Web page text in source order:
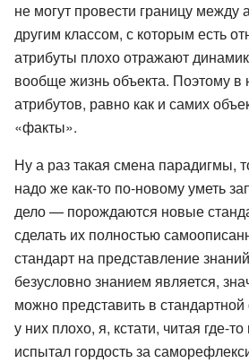
не могут провести границу между
другим классом, с которым есть
атрибуты плохо отражают
вообще жизнь объекта. Поэтому в
атрибутов, равно как и самих
«факты».
Ну а раз такая смена парадигмы,
надо же как-то по-новому уметь
дело — порождаются новые
сделать их полностью
стандарт на представление
безусловно знанием является,
можно представить в
у них плохо, я, кстати, читая где-
испытал гордость за